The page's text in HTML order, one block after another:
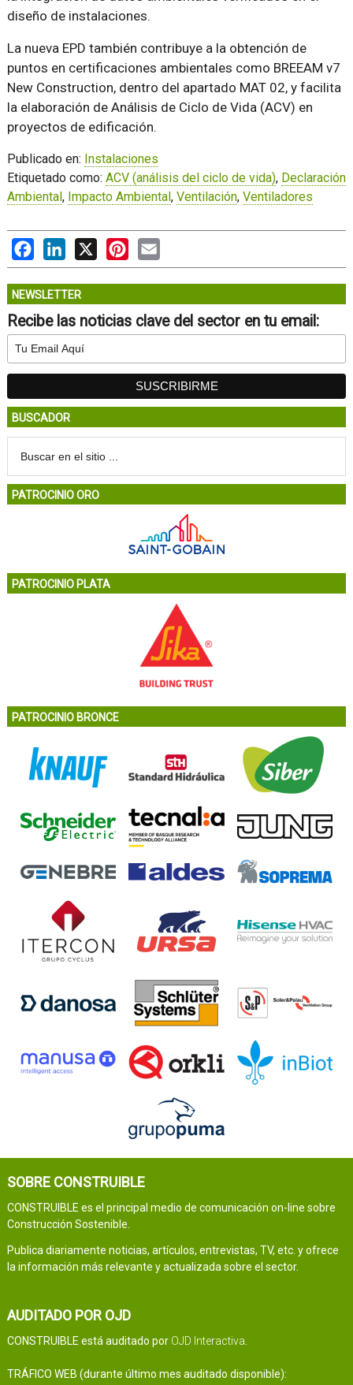
diseño de instalaciones.
La nueva EPD también contribuye a la obtención de
puntos en certificaciones ambientales como BREEAM v7
New Construction, dentro del apartado MAT 02, y facilita
la elaboración de Análisis de Ciclo de Vida (ACV) en
proyectos de edificación.
Publicado en: Instalaciones
Etiquetado como: ACV (análisis del ciclo de vida), Declaración
Ambiental, Impacto Ambiental, Ventilación, Ventiladores
FacebookLinkedIn
X PinterestEmail
NEWSLETTER
Recibe las noticias clave del sector en tu email:
BUSCADOR
PATROCINIO ORO
PATROCINIO PLATA
PATROCINIO BRONCE
SOBRE CONSTRUIBLE
CONSTRUIBLE es el principal medio de comunicación on-line sobre
Construcción Sostenible.
Publica diariamente noticias, artículos, entrevistas, TV, etc. y ofrece
la información más relevante y actualizada sobre el sector.
AUDITADO POR OJD
CONSTRUIBLE está auditado por OJD Interactiva
TRÁFICO WEB (durante último mes auditado disponible):